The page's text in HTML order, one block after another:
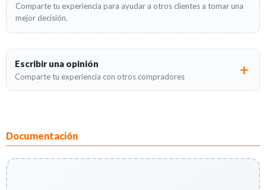
Comparte tu experiencia para ayudar a otros clientes a tomar una
mejor decisión.
Escribir una opinión
Comparte tu experiencia con otros compradores
Documentación